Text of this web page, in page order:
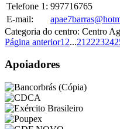
Telefone 1: 997716765
E-mail:
Categoria do centro: Centro
Página anterior1 2...21 222324
Apoiadores